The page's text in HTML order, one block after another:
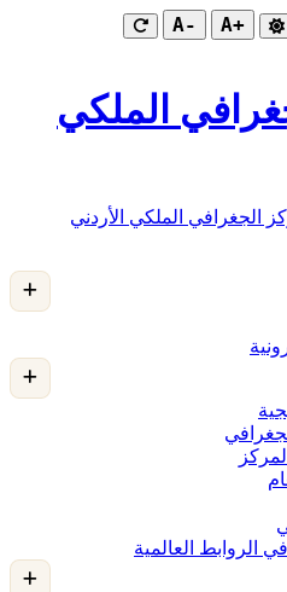
+A
-A
الملكي
الجغرافي الملكي الأردني
الروابط العالمية